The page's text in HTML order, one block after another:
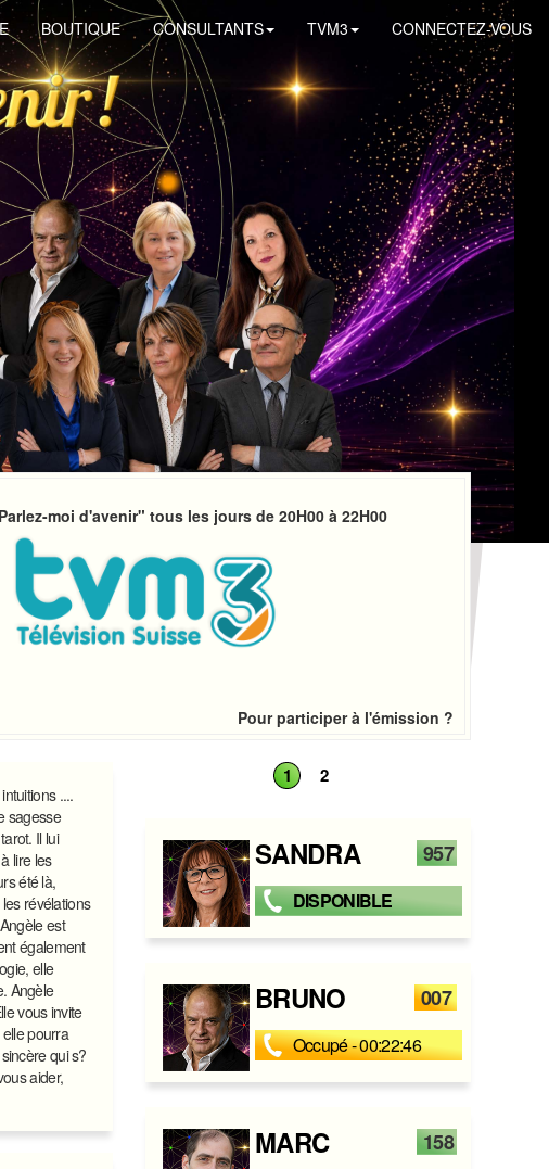
BOUTIQUE CONSULTANTS TVM3 CONNECTEZ-VOUS
moi d'avenir" tous les jours de 20H00 à 22H00
Pour participer à l'émission ?
....
sagesse
Il lui
lire les
été là,
révélations
est
également
elle
Angèle
vous invite
pourra
qui s?
aider,
1 2
SANDRA
DISPONIBLE
957
BRUNO
Occupé - 00:22:46
007
MARC 158